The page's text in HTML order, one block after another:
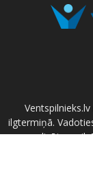
ilgtermiņā.
analizējam